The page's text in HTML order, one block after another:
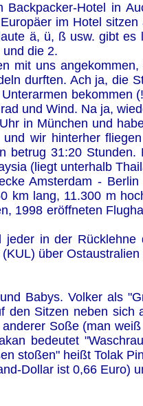
Hotel in
im Hotel
ä, ü, ß usw. gibt
die 2.
mit uns
durften. Ach ja, die
und Wind. Na ja,
in München und
wir hinterher
betrug 31:20 Stunden.
(liegt unterhalb
Amsterdam -
km lang, 11.300 m
1998 eröffneten
in der
über Ostaustralien
Babys. Volker als
den Sitzen neben
Soße (man
bedeutet
stoßen" heißt Tolak
Dollar ist 0,66 Euro)